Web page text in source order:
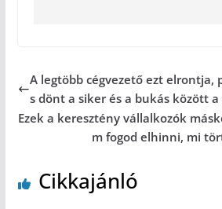
A legtöbb cégvezető ezt elrontja,
s dönt a siker és a bukás között
Ezek a keresztény vállalkozók
m fogod elhinni, mi
Cikkajánló